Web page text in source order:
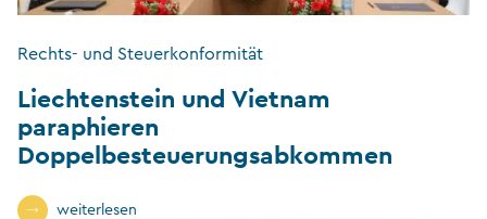
Rechts- und Steuerkonformität
Liechtenstein und Vietnam
paraphieren
Doppelbesteuerungsabkommen
weiterlesen